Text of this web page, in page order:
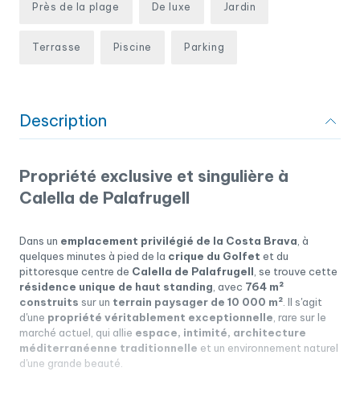
Près de la plage De luxe Jardin
Terrasse Piscine Parking
Description
Propriété exclusive et singulière à
Calella de Palafrugell
Dans un emplacement privilégié de la Costa Brava , à
quelques minutes à pied de la crique du Golfet et du
pittoresque centre de Calella de Palafrugell , se trouve cette
résidence unique de haut standing , avec 764 m²
construits sur un terrain paysager de 10 000 m² . Il s'agit
d'une propriété véritablement exceptionnelle , rare sur le
marché actuel, qui allie espace, intimité, architecture
méditerranéenne traditionnelle et un environnement naturel
d'une grande beauté.